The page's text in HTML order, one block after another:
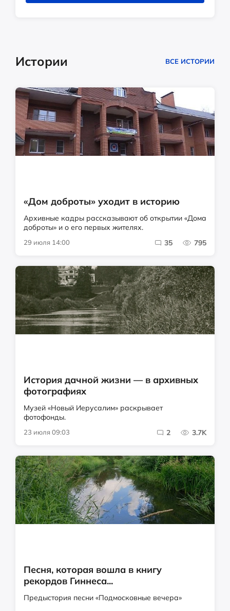
Истории ВСЕ ИСТОРИИ
«Дом доброты» уходит в историю
Архивные кадры рассказывают об открытии «Дома
доброты» и о его первых жителях.
29 июля 14:00 35 795
История дачной жизни — в архивных
фотографиях
Музей «Новый Иерусалим» раскрывает
фотофонды.
23 июля 09:03 2 3.7K
Песня, которая вошла в книгу
рекордов Гиннеса...
Предыстория песни «Подмосковные вечера»